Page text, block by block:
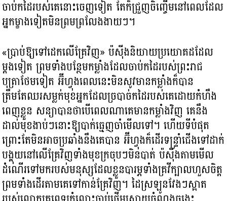
ចាប់កដៃរបស់គេនោះចេញទៀត តែក៏ជ្រួញចិញ្ចើមនៅពេលដែល
អ្នកម្ខាងទៀតមិនព្រមព្រលែងងាយៗ។
«ប្រាប់ឱ្យទៅដេកលើគ្រែវិញ» ប៉ស៊ីងនិយាយប្រយោគដដែល
ម្ដងទៀត ព្រមទាំងបន្ថែមកម្លាំងដែលចាប់កដៃរបស់ព្រះរាជ
បុត្រាថែមទៀត អ៊ីហ្វុងពេលនេះមិនសូវមានកម្លាំងក៏បាន
ត្រឹមតែឈរសម្លក់មុខអ្នកដែលច្របាច់កដៃរបស់គេដោយកំហឹង
ពេញខ្លួន សន្យាបានថាបើពេលណាគេមានកម្លាំងវិញ គេនឹង
ដាល់មុខងាប់ៗនោះឱ្យបាក់ធ្មេញចាំមើលទៅ។ ហើយទីបំផុត
ព្រោះតែមិនអាចប្រឆាំងនឹងគេបាន អ៊ីហ្វុងក៏ដើរទន្រ្ទាំជើងទៅដាក់
បង្គុយនៅលើគ្រែវិញទាំងមុខក្រចុបៗមិនបាត់ ប៉ស៊ីងតាមមើល
ដំណើរទៅមករបស់មនុស្សដែលខ្លួនបារម្ភទាំងគ្រវីក្បាលហួសចិត្ត
ព្រមទាំងដើរតាមគេទៅកាន់គ្រែវិញ។ ដៃស្រឡូនវែងៗស្អាត